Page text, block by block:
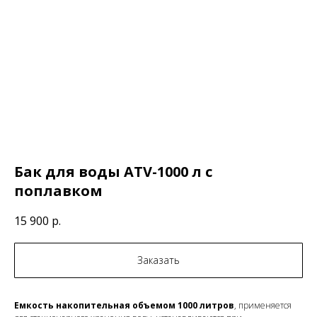
Бак для воды ATV-1000 л с
поплавком
15 900 р.
Заказать
Емкость накопительная объемом 1000 литров, применяется